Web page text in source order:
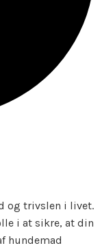
og trivslen i livet.
i at sikre, at din
hundemad